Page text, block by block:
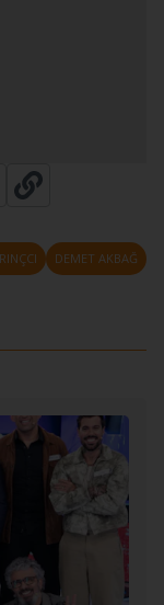
DEMET AKBAĞ